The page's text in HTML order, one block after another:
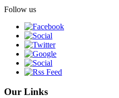
Follow us
Our Links